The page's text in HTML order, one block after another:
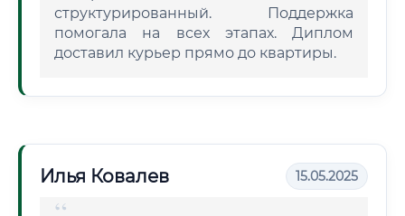
структурированный. Поддержка
помогала на всех этапах. Диплом
доставил курьер прямо до квартиры.
Илья Ковалев 15.05.2025